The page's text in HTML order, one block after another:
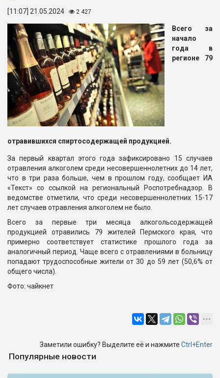
[11:07] 21.05.2024 2 427
Всего за
начало
года в
регионе 79
отравившихся спиртосодержащей продукцией.
За первый квартал этого года зафиксировано 15 случаев
отравления алкоголем среди несовершеннолетних до 14 лет,
что в три раза больше, чем в прошлом году, сообщает ИА
«Текст» со ссылкой на региональный Роспотребнадзор. В
ведомстве отметили, что среди несовершеннолетних 15-17
лет случаев отравления алкоголем не было.
Всего за первые три месяца алкогольсодержащей
продукцией отравились 79 жителей Пермского края, что
примерно соответствует статистике прошлого года за
аналогичный период. Чаще всего с отравлениями в больницу
попадают трудоспособные жители от 30 до 59 лет (50,6% от
общего числа).
Фото: чайкнет
Заметили ошибку? Выделите её и нажмите Ctrl+Enter
Популярные новости